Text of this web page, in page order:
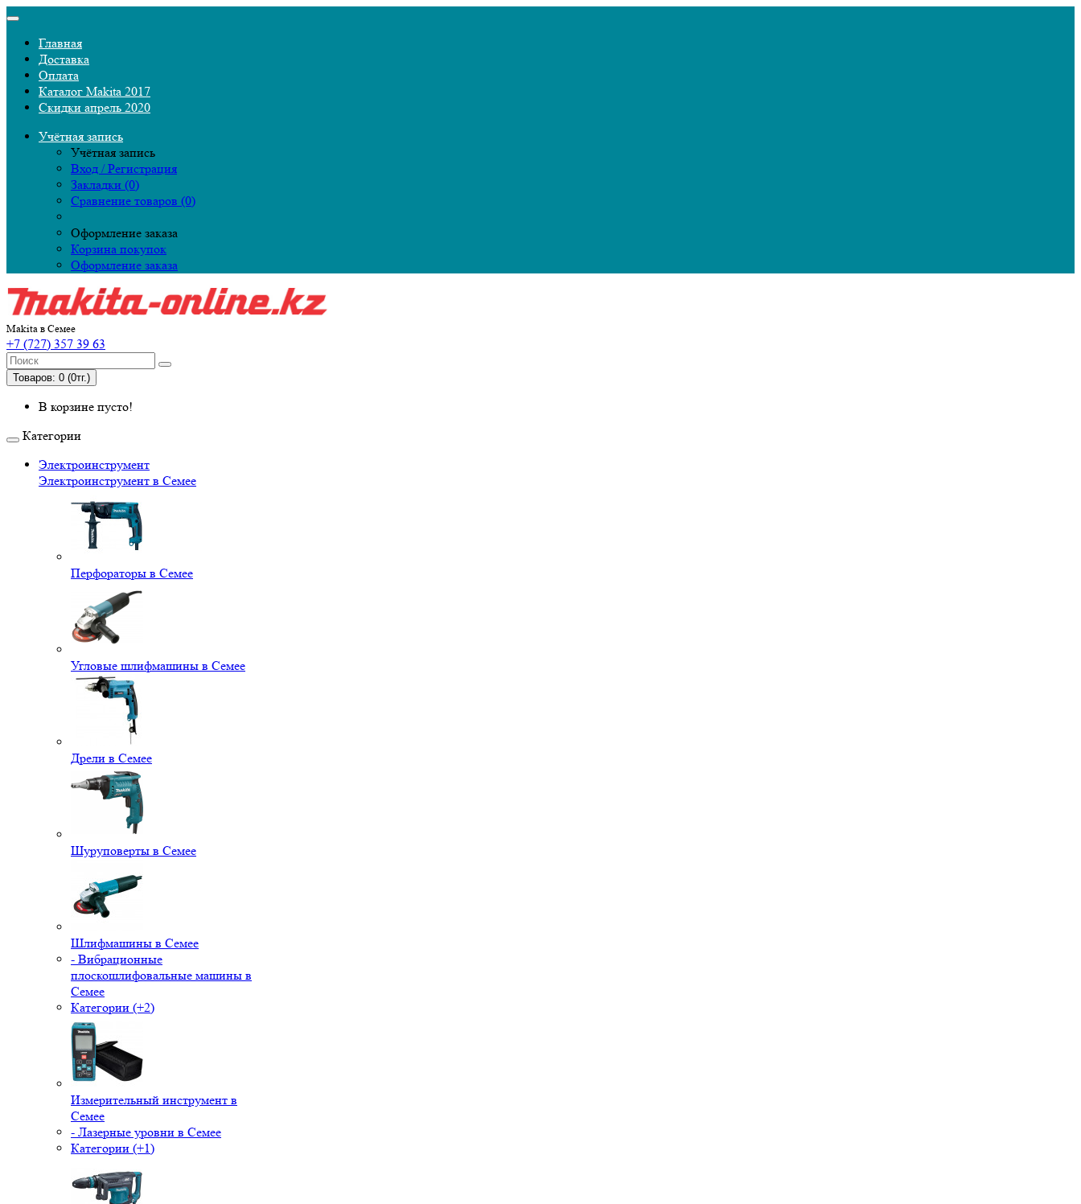
Главная
Доставка
Оплата
Каталог Makita 2017
Скидки апрель 2020
Учётная запись
Учётная запись
Вход / Регистрация
Закладки (0)
Сравнение товаров (0)
Оформление заказа
Корзина покупок
Оформление заказа
Makita в Семее
+7 (727) 357 39 63
Товаров: 0 (0тг.)
В корзине пусто!
Категории
Электроинструмент
Электроинструмент в Семее
Перфораторы в Семее
Угловые шлифмашины в Семее
Дрели в Семее
Шуруповерты в Семее
Шлифмашины в Семее
- Вибрационные
плоскошлифовальные машины в
Семее
Категории (+2)
Измерительный инструмент в
Семее
- Лазерные уровни в Семее
Категории (+1)